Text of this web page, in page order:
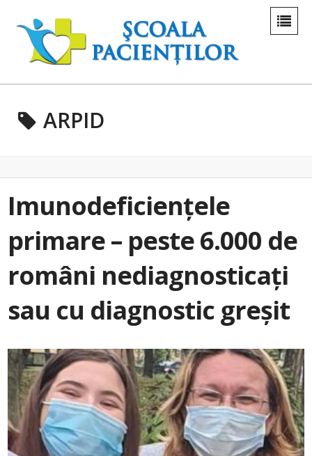
ARPID
Imunodeficiențele
primare – peste 6.000 de
români nediagnosticați
sau cu diagnostic greșit